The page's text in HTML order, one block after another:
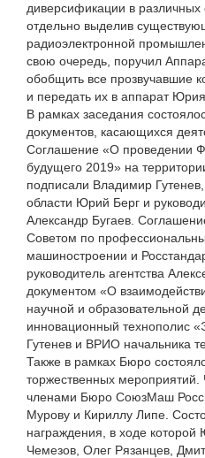
диверсификации в различных
отдельно выделив
радиоэлектронной
свою очередь, поручил
обобщить все прозвучавшие
и передать их в аппарат
В рамках заседания
документов, касающихся
Соглашение «О проведении
будущего 2019» на
подписали Владимир
области Юрий Берг и
Александр Бугаев.
Советом по
машиностроении и
руководитель агентства
документом «О
научной и образовательной
инновационный технополис
Гутенев и ВРИО начальника
Также в рамках Бюро
торжественных
членами Бюро СоюзМаш
Мурову и Кириллу Липе.
награждения, в ходе
Чемезов, Олег Рязанцев,